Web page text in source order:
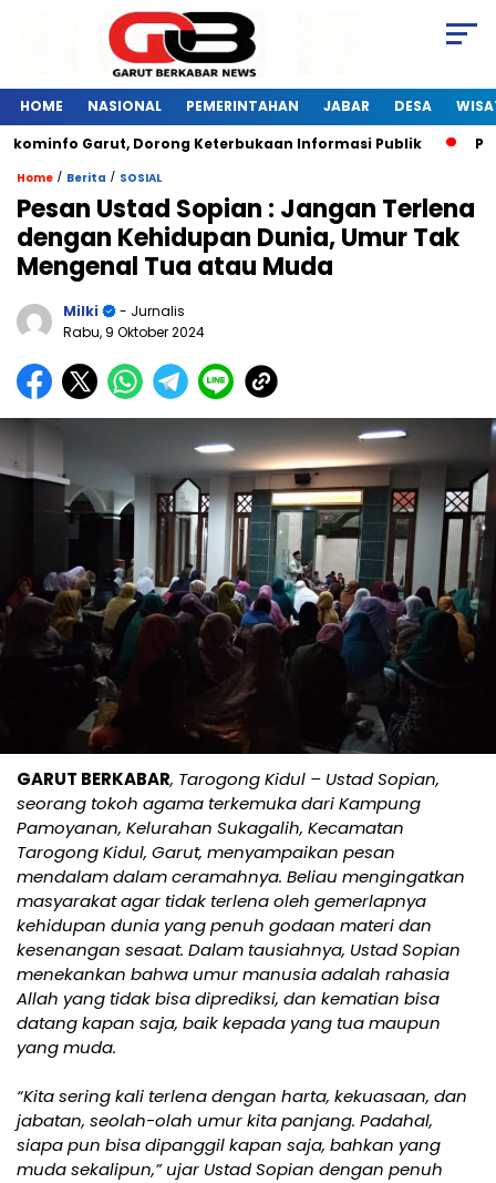
HOME NASIONAL PEMERINTAHAN JABAR DESA
Garut, Dorong Keterbukaan Informasi Publik
Home / Berita / SOSIAL
Pesan Ustad Sopian : Jangan Terlena
dengan Kehidupan Dunia, Umur Tak
Mengenal Tua atau Muda
Milki
- Jurnalis
Rabu, 9 Oktober 2024
GARUT BERKABAR, Tarogong Kidul – Ustad Sopian,
seorang tokoh agama terkemuka dari Kampung
Pamoyanan, Kelurahan Sukagalih, Kecamatan
Tarogong Kidul, Garut, menyampaikan pesan
mendalam dalam ceramahnya. Beliau mengingatkan
masyarakat agar tidak terlena oleh gemerlapnya
kehidupan dunia yang penuh godaan materi dan
kesenangan sesaat. Dalam tausiahnya, Ustad Sopian
menekankan bahwa umur manusia adalah rahasia
Allah yang tidak bisa diprediksi, dan kematian bisa
datang kapan saja, baik kepada yang tua maupun
yang muda.
“Kita sering kali terlena dengan harta, kekuasaan, dan
jabatan, seolah-olah umur kita panjang. Padahal,
siapa pun bisa dipanggil kapan saja, bahkan yang
muda sekalipun,” ujar Ustad Sopian dengan penuh